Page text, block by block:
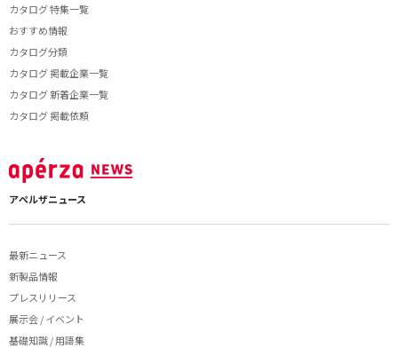
カタログ 特集一覧
おすすめ情報
カタログ分類
カタログ 掲載企業一覧
カタログ 新着企業一覧
カタログ 掲載依頼
アペルザニュース
最新ニュース
新製品情報
プレスリリース
展示会 / イベント
基礎知識 / 用語集